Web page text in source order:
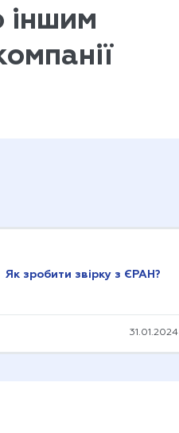
іншим
Як зробити звірку з ЄРАН?
31.01.2024